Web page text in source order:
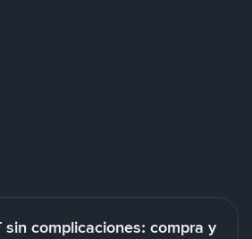
sin complicaciones: compra y